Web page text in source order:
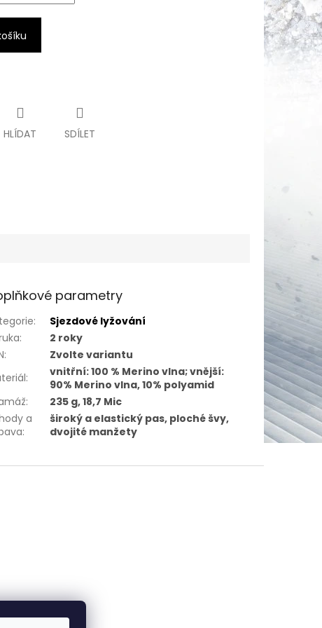
HLÍDAT SDÍLET
parametry
:
Sjezdové lyžování
:
2 roky
:
Zvolte variantu
:
vnitřní: 100 % Merino vlna; vnější:
90% Merino vlna, 10% polyamid
:
235 g, 18,7 Mic
a
:
široký a elastický pas, ploché švy,
dvojité manžety